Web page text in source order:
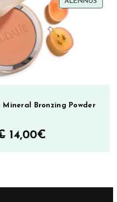
oli:
28,00€.
on:
15,00€.
Bronzing Powder
Alkuperäinen
hinta
37,45€.
14,00€
hinta
14,00€.